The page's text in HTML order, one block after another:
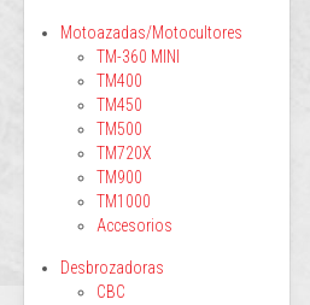
Motoazadas/Motocultores
TM-360 MINI
TM400
TM450
TM500
TM720X
TM900
TM1000
Accesorios
Desbrozadoras
CBC